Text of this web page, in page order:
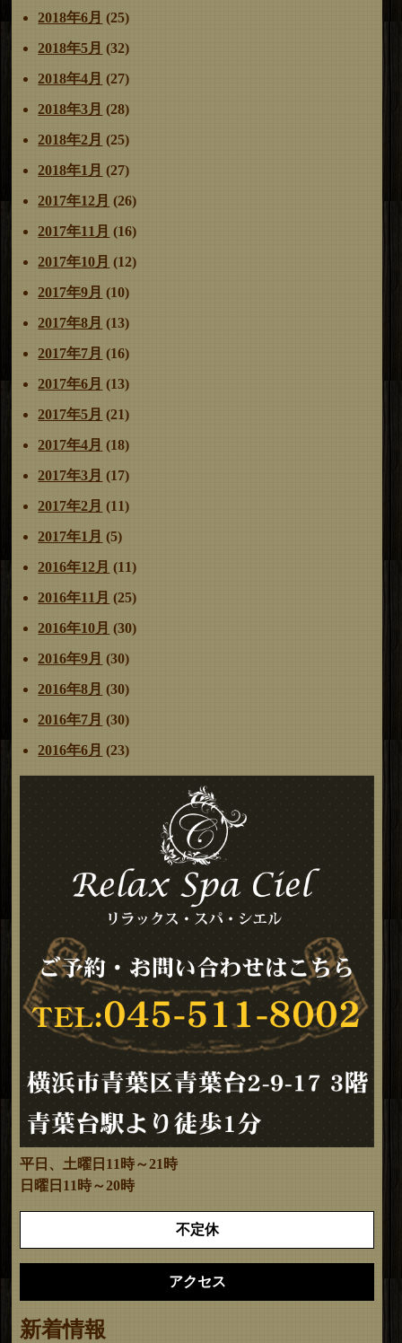
2018年6月 (25)
2018年5月 (32)
2018年4月 (27)
2018年3月 (28)
2018年2月 (25)
2018年1月 (27)
2017年12月 (26)
2017年11月 (16)
2017年10月 (12)
2017年9月 (10)
2017年8月 (13)
2017年7月 (16)
2017年6月 (13)
2017年5月 (21)
2017年4月 (18)
2017年3月 (17)
2017年2月 (11)
2017年1月 (5)
2016年12月 (11)
2016年11月 (25)
2016年10月 (30)
2016年9月 (30)
2016年8月 (30)
2016年7月 (30)
2016年6月 (23)
平日、土曜日11時～21時
日曜日11時～20時
不定休
アクセス
新着情報